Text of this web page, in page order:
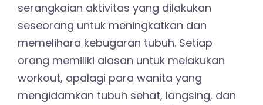
serangkaian aktivitas yang dilakukan
seseorang untuk meningkatkan dan
memelihara kebugaran tubuh. Setiap
orang memiliki alasan untuk melakukan
workout, apalagi para wanita yang
mengidamkan tubuh sehat, langsing, dan